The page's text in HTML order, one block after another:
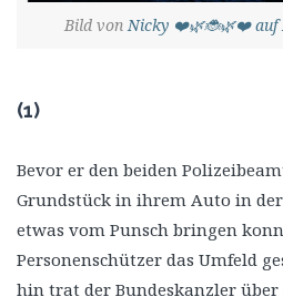
Bild vonNicky ❤️🌿🐞🌿❤️ auf
(1)
Bevor er den beiden
Grundstück in ihrem Auto in
etwas vom Punsch bringen
Personenschützer das Umfeld
hin trat der Bundeskanzler über